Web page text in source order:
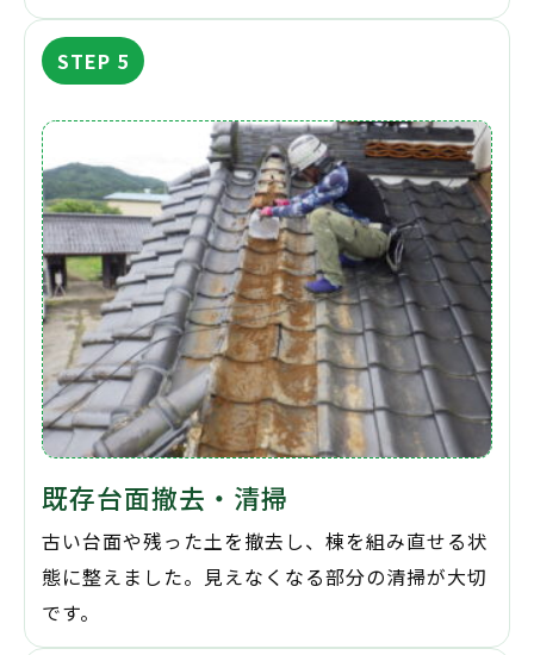
STEP 5
既存台面撤去・清掃
古い台面や残った土を撤去し、棟を組み直せる状
態に整えました。見えなくなる部分の清掃が大切
です。